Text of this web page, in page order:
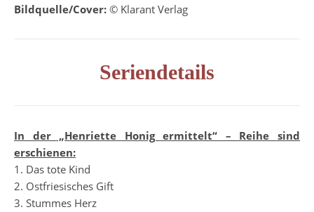
Bildquelle/Cover: © Klarant Verlag
Seriendetails
In der „Henriette Honig ermittelt“ – Reihe sind
erschienen:
1. Das tote Kind
2. Ostfriesisches Gift
3. Stummes Herz